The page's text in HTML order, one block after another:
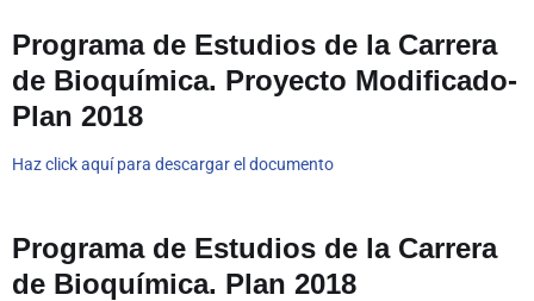
Programa de Estudios de la Carrera
de Bioquímica. Proyecto Modificado-
Plan 2018
Haz click aquí para descargar el documento
Programa de Estudios de la Carrera
de Bioquímica. Plan 2018